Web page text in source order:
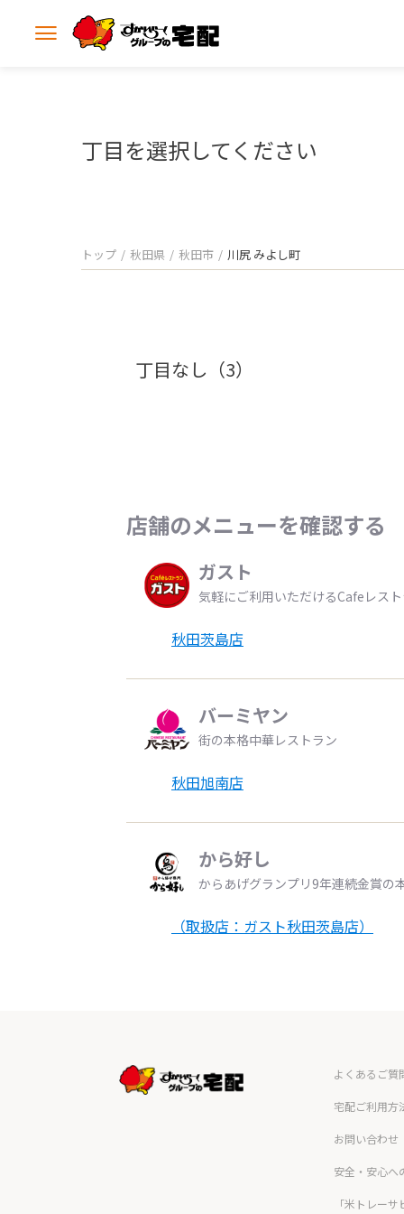
メ
丁目を選択してください
トップ 秋田県 秋田市 川尻 みよし町
丁目なし（3）
店舗のメニューを確認する
ガスト
気軽にご利用いただけるCafeレス
秋田茨島店
バーミヤン
街の本格中華レストラン
秋田旭南店
から好し
からあげグランプリ9年連続金賞の
（取扱店：ガスト秋田茨島店）
よくあるご質
宅配ご利用方
お問い合わせ
安全・安心へ
「米トレー